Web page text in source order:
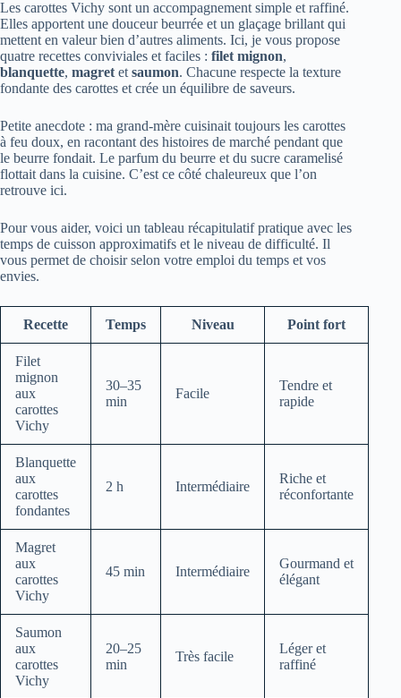
Les carottes Vichy sont un accompagnement simple et raffiné.
Elles apportent une douceur beurrée et un glaçage brillant qui
mettent en valeur bien d’autres aliments. Ici, je vous propose
quatre recettes conviviales et faciles : filet mignon,
blanquette, magret et saumon. Chacune respecte la texture
fondante des carottes et crée un équilibre de saveurs.
Petite anecdote : ma grand-mère cuisinait toujours les carottes
à feu doux, en racontant des histoires de marché pendant que
le beurre fondait. Le parfum du beurre et du sucre caramelisé
flottait dans la cuisine. C’est ce côté chaleureux que l’on
retrouve ici.
Pour vous aider, voici un tableau récapitulatif pratique avec les
temps de cuisson approximatifs et le niveau de difficulté. Il
vous permet de choisir selon votre emploi du temps et vos
envies.
Recette Temps Niveau Point fort
Filet
mignon
aux
carottes
Vichy
30–35
min
Facile
Tendre et
rapide
Blanquette
aux
carottes
fondantes
2 h Intermédiaire
Riche et
réconfortante
Magret
aux
carottes
Vichy
45 min Intermédiaire
Gourmand et
élégant
Saumon
aux
carottes
Vichy
20–25
min
Très facile
Léger et
raffiné